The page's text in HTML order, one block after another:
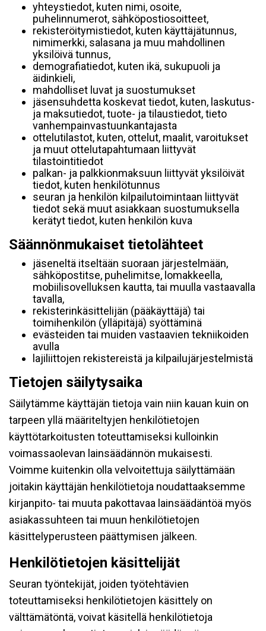
yhteystiedot, kuten nimi, osoite,
puhelinnumerot, sähköpostiosoitteet,
rekisteröitymistiedot, kuten käyttäjätunnus,
nimimerkki, salasana ja muu mahdollinen
yksilöivä tunnus,
demografiatiedot, kuten ikä, sukupuoli ja
äidinkieli,
mahdolliset luvat ja suostumukset
jäsensuhdetta koskevat tiedot, kuten, laskutus-
ja maksutiedot, tuote- ja tilaustiedot, tieto
vanhempainvastuunkantajasta
ottelutilastot, kuten, ottelut, maalit, varoitukset
ja muut ottelutapahtumaan liittyvät
tilastointitiedot
palkan- ja palkkionmaksuun liittyvät yksilöivät
tiedot, kuten henkilötunnus
seuran ja henkilön kilpailutoimintaan liittyvät
tiedot sekä muut asiakkaan suostumuksella
kerätyt tiedot, kuten henkilön kuva
Säännönmukaiset tietolähteet
jäseneltä itseltään suoraan järjestelmään,
sähköpostitse, puhelimitse, lomakkeella,
mobiilisovelluksen kautta, tai muulla vastaavalla
tavalla,
rekisterinkäsittelijän (pääkäyttäjä) tai
toimihenkilön (ylläpitäjä) syöttäminä
evästeiden tai muiden vastaavien tekniikoiden
avulla
lajiliittojen rekistereistä ja kilpailujärjestelmistä
Tietojen säilytysaika
Säilytämme käyttäjän tietoja vain niin kauan kuin on
tarpeen yllä määriteltyjen henkilötietojen
käyttötarkoitusten toteuttamiseksi kulloinkin
voimassaolevan lainsäädännön mukaisesti.
Voimme kuitenkin olla velvoitettuja säilyttämään
joitakin käyttäjän henkilötietoja noudattaaksemme
kirjanpito- tai muuta pakottavaa lainsäädäntöä myös
asiakassuhteen tai muun henkilötietojen
käsittelyperusteen päättymisen jälkeen.
Henkilötietojen käsittelijät
Seuran työntekijät, joiden työtehtävien
toteuttamiseksi henkilötietojen käsittely on
välttämätöntä, voivat käsitellä henkilötietoja